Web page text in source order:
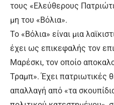
τους «Ελεύθερους
μη του «Βόλια».
Το «Βόλια» είναι μια
έχει ως επικεφαλής τον
Μαρέσκι, τον οποίο
Τραμπ». Έχει πατριωτικές
απαλλαγή από «τα